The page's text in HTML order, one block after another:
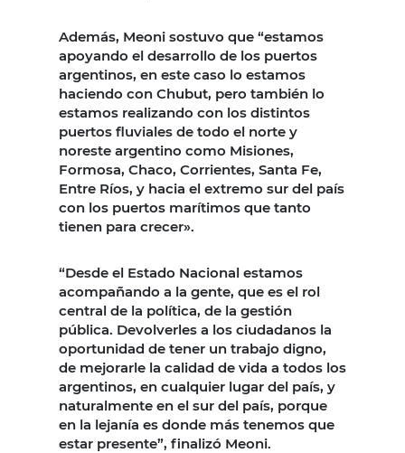
Además, Meoni sostuvo que “estamos
apoyando el desarrollo de los puertos
argentinos, en este caso lo estamos
haciendo con Chubut, pero también lo
estamos realizando con los distintos
puertos fluviales de todo el norte y
noreste argentino como Misiones,
Formosa, Chaco, Corrientes, Santa Fe,
Entre Ríos, y hacia el extremo sur del país
con los puertos marítimos que tanto
tienen para crecer».
“Desde el Estado Nacional estamos
acompañando a la gente, que es el rol
central de la política, de la gestión
pública. Devolverles a los ciudadanos la
oportunidad de tener un trabajo digno,
de mejorarle la calidad de vida a todos los
argentinos, en cualquier lugar del país, y
naturalmente en el sur del país, porque
en la lejanía es donde más tenemos que
estar presente”, finalizó Meoni.